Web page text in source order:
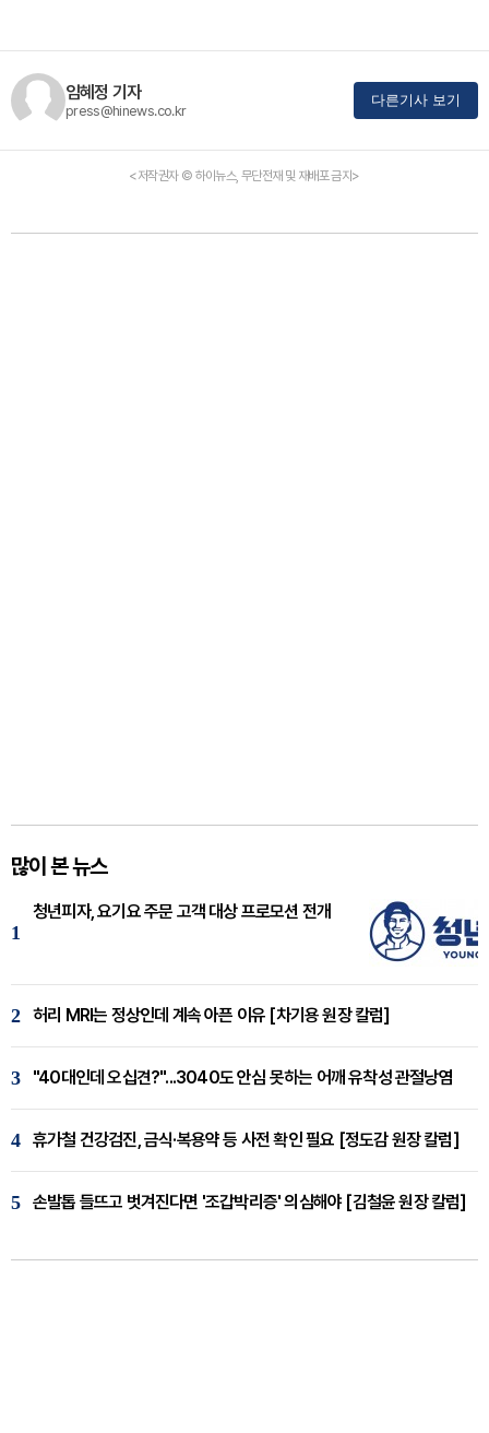
임혜정 기자
press@hinews.co.kr
다른기사 보기
<저작권자 © 하이뉴스, 무단전재 및 재배포 금지>
많이 본 뉴스
1
청년피자, 요기요 주문 고객 대상 프로모션 전개
2 허리 MRI는 정상인데 계속 아픈 이유 [차기용 원장 칼럼]
3 "40대인데 오십견?"...3040도 안심 못하는 어깨 유착성 관절낭염
4 휴가철 건강검진, 금식·복용약 등 사전 확인 필요 [정도감 원장 칼럼]
5 손발톱 들뜨고 벗겨진다면 '조갑박리증' 의심해야 [김철윤 원장 칼럼]